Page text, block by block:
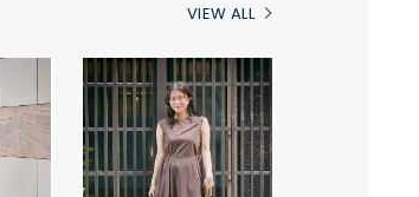
VIEW ALL